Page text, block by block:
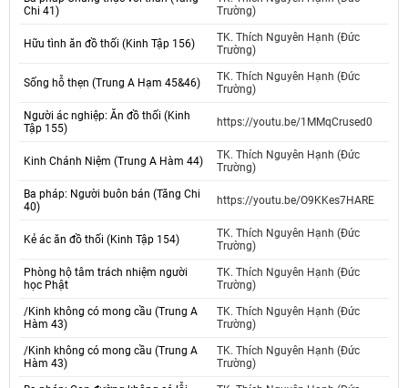
Chi 41)
Trường)
Hữu tình ăn đồ thối (Kinh Tập 156)
TK. Thích Nguyên Hạnh (Đức
Trường)
Sống hỗ thẹn (Trung A Hạm 45&46)
TK. Thích Nguyên Hạnh (Đức
Trường)
Người ác nghiệp: Ăn đồ thối (Kinh
Tập 155)
https://youtu.be/1MMqCrused0
Kinh Chánh Niệm (Trung A Hàm 44)
TK. Thích Nguyên Hạnh (Đức
Trường)
Ba pháp: Người buôn bán (Tăng Chi
40)
https://youtu.be/O9KKes7HARE
Kẻ ác ăn đồ thối (Kinh Tập 154)
TK. Thích Nguyên Hạnh (Đức
Trường)
Phòng hộ tâm trách nhiệm người
học Phật
TK. Thích Nguyên Hạnh (Đức
Trường)
/Kinh không có mong cầu (Trung A
Hàm 43)
TK. Thích Nguyên Hạnh (Đức
Trường)
/Kinh không có mong cầu (Trung A
Hàm 43)
TK. Thích Nguyên Hạnh (Đức
Trường)